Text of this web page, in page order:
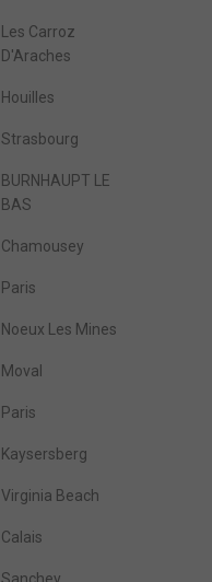
Les Carroz
D'Araches
Houilles
Strasbourg
BURNHAUPT LE
BAS
Chamousey
Paris
Noeux Les Mines
Moval
Paris
Kaysersberg
Virginia Beach
Calais